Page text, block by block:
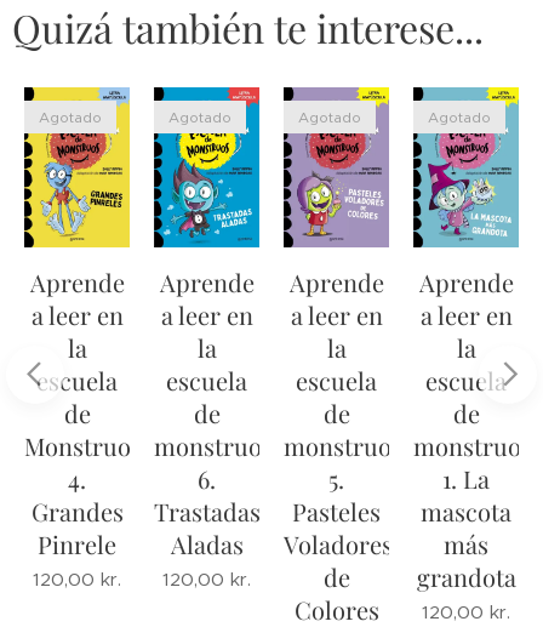
Quizá también te interese...
Aprende
a leer en
la
escuela
de
Monstruos
4.
Grandes
Pinrele
Agotado
120,00 kr.
Aprende
a leer en
la
escuela
de
monstruos
6.
Trastadas
Aladas
Agotado
120,00 kr.
Aprende
a leer en
la
escuela
de
monstruos
5.
Pasteles
Voladores
de
Colores
Agotado
Aprende
a leer en
la
escuela
de
monstruos
1. La
mascota
más
grandota
Agotado
120,00 kr.